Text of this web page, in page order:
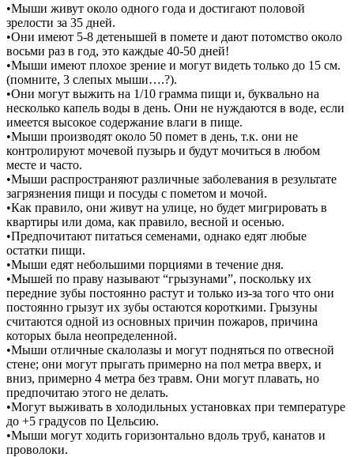
•Мыши живут около одного года и достигают половой
зрелости за 35 дней.
•Они имеют 5-8 детенышей в помете и дают потомство около
восьми раз в год, это каждые 40-50 дней!
•Мыши имеют плохое зрение и могут видеть только до 15 см.
(помните, 3 слепых мыши….?).
•Они могут выжить на 1/10 грамма пищи и, буквально на
несколько капель воды в день. Они не нуждаются в воде, если
имеется высокое содержание влаги в пище.
•Мыши производят около 50 помет в день, т.к. они не
контролируют мочевой пузырь и будут мочиться в любом
месте и часто.
•Мыши распространяют различные заболевания в результате
загрязнения пищи и посуды с пометом и мочой.
•Как правило, они живут на улице, но будет мигрировать в
квартиры или дома, как правило, весной и осенью.
•Предпочитают питаться семенами, однако едят любые
остатки пищи.
•Мыши едят небольшими порциями в течение дня.
•Мышей по праву называют “грызунами”, поскольку их
передние зубы постоянно растут и только из-за того что они
постоянно грызут их зубы остаются короткими. Грызуны
считаются одной из основных причин пожаров, причина
которых была неопределенной.
•Мыши отличные скалолазы и могут подняться по отвесной
стене; они могут прыгать примерно на пол метра вверх, и
вниз, примерно 4 метра без травм. Они могут плавать, но
предпочитаю этого не делать.
•Могут выживать в холодильных установках при температуре
до +5 градусов по Цельсию.
•Мыши могут ходить горизонтально вдоль труб, канатов и
проволоки.